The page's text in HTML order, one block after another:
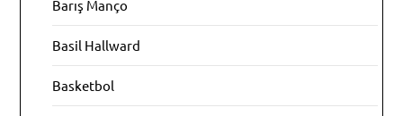
Barış Manço
Basil Hallward
Basketbol